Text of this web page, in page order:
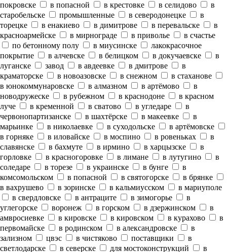
покровске
в попасной в крестовке в селидово
в
старобельске
промышленные в северодонецке
в
торецке
в енакиево в димитрове в перевальске
в
красноармейске
в мирнограде в приволье
в счастье
по бетонному полу
в миусинске
лакокрасочное
покрытие
в алчевске в белицком в докучаевске
в
луганске
завод в авдеевке в дмитрове
в
краматорске
в новоазовске в снежном
в стаханове
в юнокоммунаровске
в алмазном в артёмово
в
новодружеске
в рубежном в краснодоне
в красном
луче
в кременной в сватово в угледаре
в
червонопартизанске
в шахтёрске в макеевке
в
марьинке
в николаевке в суходольске
в артёмовске
в горняке
в иловайске в моспино в ровеньках
в
славянске
в бахмуте в ирмино в харцызске
в
горловке
в красногоровке в лимане в лутугино
в
соледаре
в торезе в украинске в бунге
в
комсомольском
в попасной в святогорске
в брянке
в вахрушево
в зоринске в кальмиусском
в мариуполе
в свердловске
в антраците в зимогорье
в
углегорске
воронеж в горском в дзержинском
в
амвросиевке
в кировске в кировском в курахово
в
первомайске
в родинском в александровске
в
зализном
цвэс в чистяково поставщики
в
светлодарске
в северске для мостоконструкций в